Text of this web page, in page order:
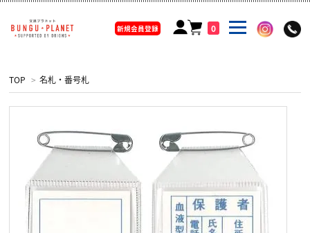
0
新規会員登録
TOP > 名札・番号札